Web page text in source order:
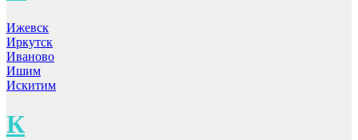
Ижевск
Иркутск
Иваново
Ишим
Искитим
К